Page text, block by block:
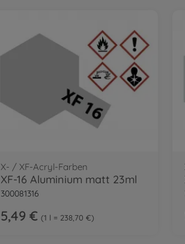
X- / XF-Acryl-Farben
XF-16 Aluminium matt 23ml
300081316
5,49 € 1 l = 238,70 €